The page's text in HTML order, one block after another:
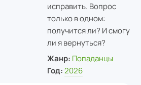
исправить. Вопрос
только в одном:
получится ли? И смогу
ли я вернуться?
Жанр: Попаданцы
Год: 2026